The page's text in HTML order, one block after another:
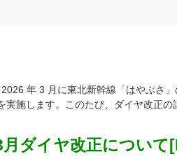
年 3 月に東北新幹線「はやぶさ
実施します。このたび、ダイヤ改正の
月ダイヤ改正について